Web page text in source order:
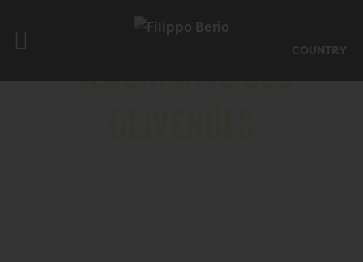
GESCHICHTE DESCOUNTRY